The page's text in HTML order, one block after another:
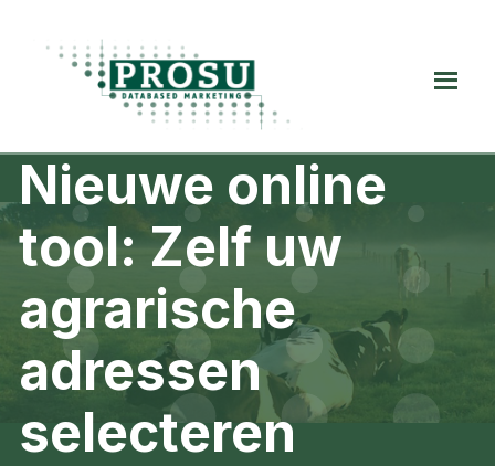
hoofdnavigatie
voettekst
Prosu
Databased
Marketing
Nieuwe online
tool: Zelf uw
agrarische
adressen
selecteren